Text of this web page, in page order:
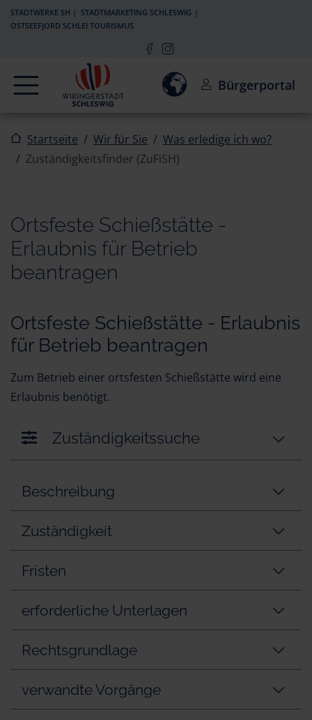
Zur Navigation springen
Zum Inhalt springen
STADTWERKE SH
STADTMARKETING SCHLESWIG
OSTSEEFJORD SCHLEI TOURISMUS
Navigation Einwilligung zur Aktivierung
Bürgerportal
Startseite Wir für Sie
Was erledige ich wo?
Zuständigkeitsfinder (ZuFiSH)
Ortsfeste Schießstätte -
Erlaubnis für Betrieb
beantragen
Ortsfeste Schießstätte - Erlaubnis
für Betrieb beantragen
Zum Betrieb einer ortsfesten Schießstätte wird eine
Erlaubnis benötigt.
Zuständigkeitssuche
Beschreibung
Zuständigkeit
Fristen
erforderliche Unterlagen
Rechtsgrundlage
verwandte Vorgänge